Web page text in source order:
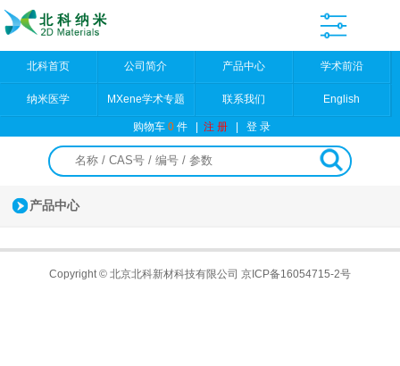
北科首页 公司简介 产品中心 学术前沿
纳米医学 MXene学术专题 联系我们 English
购物车0件 |注 册 |登 录
产品中心
Copyright © 北京北科新材科技有限公司 京ICP备16054715-2号